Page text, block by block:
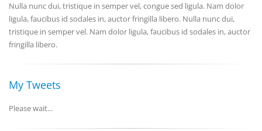
Nulla nunc dui, tristique in semper vel, congue sed ligula. Nam dolor
ligula, faucibus id sodales in, auctor fringilla libero. Nulla nunc dui,
tristique in semper vel. Nam dolor ligula, faucibus id sodales in, auctor
fringilla libero.
My Tweets
Please wait...